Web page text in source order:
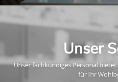
Unser
Unser fachkundiges Personal
für Ihr